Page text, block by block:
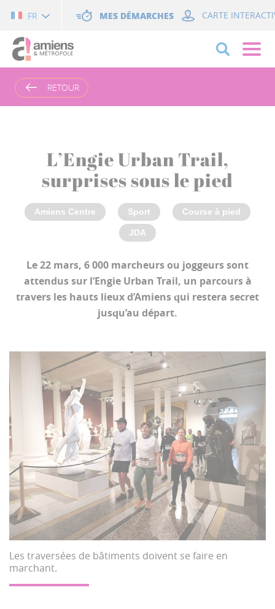
FR MES DÉMARCHES CARTE
RETOUR
L’Engie Urban Trail,
surprises sous le pied
Amiens Centre Sport Course à pied
JDA
Le 22 mars, 6 000 marcheurs ou joggeurs sont
attendus sur l’Engie Urban Trail, un parcours à
travers les hauts lieux d’Amiens qui restera secret
jusqu’au départ.
Les traversées de bâtiments doivent se faire en
marchant.